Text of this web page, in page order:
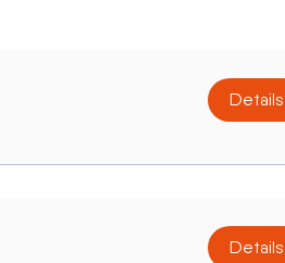
Details
Details